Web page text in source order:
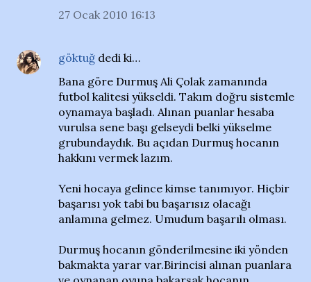
27 Ocak 2010 16:13
göktuğ dedi ki…
Bana göre Durmuş Ali Çolak zamanında
futbol kalitesi yükseldi. Takım doğru sistemle
oynamaya başladı. Alınan puanlar hesaba
vurulsa sene başı gelseydi belki yükselme
grubundaydık. Bu açıdan Durmuş hocanın
hakkını vermek lazım.
Yeni hocaya gelince kimse tanımıyor. Hiçbir
başarısı yok tabi bu başarısız olacağı
anlamına gelmez. Umudum başarılı olması.
Durmuş hocanın gönderilmesine iki yönden
bakmakta yarar var.Birincisi alınan puanlara